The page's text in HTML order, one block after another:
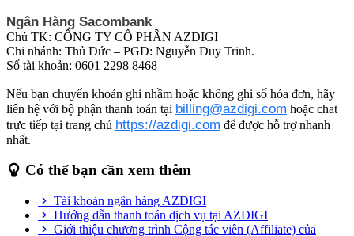
Ngân Hàng Sacombank
Chủ TK: CÔNG TY CỔ PHẦN AZDIGI
Chi nhánh: Thủ Đức – PGD: Nguyễn Duy Trinh.
Số tài khoản: 0601 2298 8468
Nếu bạn chuyển khoản ghi nhầm hoặc không ghi số hóa đơn, hãy
liên hệ với bộ phận thanh toán tại billing@azdigi.com hoặc chat
trực tiếp tại trang chủ https://azdigi.com để được hỗ trợ nhanh
nhất.
Có thể bạn cần xem thêm
Tài khoản ngân hàng AZDIGI
Hướng dẫn thanh toán dịch vụ tại AZDIGI
Giới thiệu chương trình Cộng tác viên (Affiliate) của